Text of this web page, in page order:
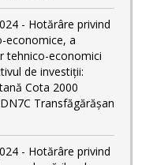
- Hotărâre privind
economice, a
tehnico-economici
de investiții:
Cota 2000
Transfăgărășan
- Hotărâre privind